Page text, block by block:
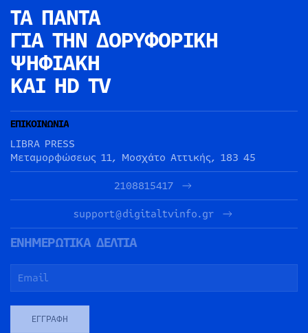
ΤΑ ΠΑΝΤΑ
ΓΙΑ ΤΗΝ ΔΟΡΥΦΟΡΙΚΗ
ΨΗΦΙΑΚΗ
ΚΑΙ HD TV
ΕΠΙΚΟΙΝΩΝΙΑ
LIBRA PRESS
Μεταμορφώσεως 11, Μοσχάτο Αττικής, 183 45
2108815417
support@digitaltvinfo.gr
ΕΝΗΜΕΡΩΤΙΚΑ ΔΕΛΤΙΑ
ΕΓΓΡΑΦΉ